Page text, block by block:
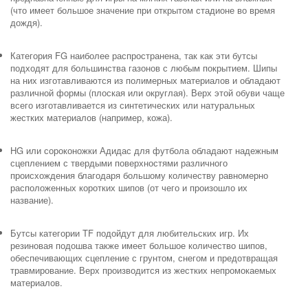
(что имеет большое значение при открытом стадионе во время
дождя).
Категория FG наиболее распространена, так как эти бутсы
подходят для большинства газонов с любым покрытием. Шипы
на них изготавливаются из полимерных материалов и обладают
различной формы (плоская или округлая). Верх этой обуви чаще
всего изготавливается из синтетических или натуральных
жестких материалов (например, кожа).
HG или сороконожки Адидас для футбола обладают надежным
сцеплением с твердыми поверхностями различного
происхождения благодаря большому количеству равномерно
расположенных коротких шипов (от чего и произошло их
название).
Бутсы категории TF подойдут для любительских игр. Их
резиновая подошва также имеет большое количество шипов,
обеспечивающих сцепление с грунтом, снегом и предотвращая
травмирование. Верх производится из жестких непромокаемых
материалов.